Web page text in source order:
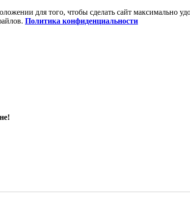
для того, чтобы сделать сайт максимально
Политика конфиденциальности